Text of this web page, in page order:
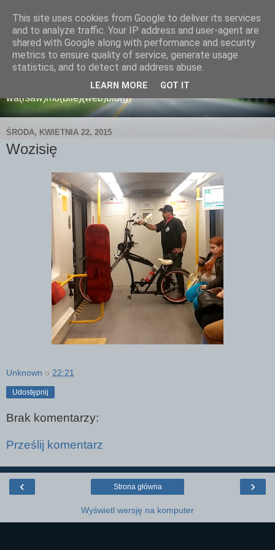
wamoblo
wa(rsaw)mo(bile)(web)blo(g)
ŚRODA, KWIETNIA 22, 2015
Wozisię
Unknown o 22:21
Udostępnij
Brak komentarzy:
Prześlij komentarz
‹ ›
Strona główna
Wyświetl wersję na komputer
This site uses cookies from Google to deliver its services
and to analyze traffic. Your IP address and user-agent are
shared with Google along with performance and security
metrics to ensure quality of service, generate usage
statistics, and to detect and address abuse.
LEARN MORE GOT IT